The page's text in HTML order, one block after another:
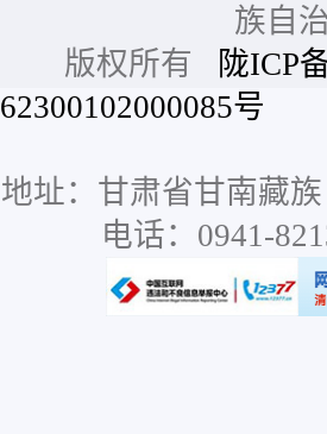
族自
版权所有
陇ICP
62300102000085号
地址：甘肃省甘南藏
电话：0941-